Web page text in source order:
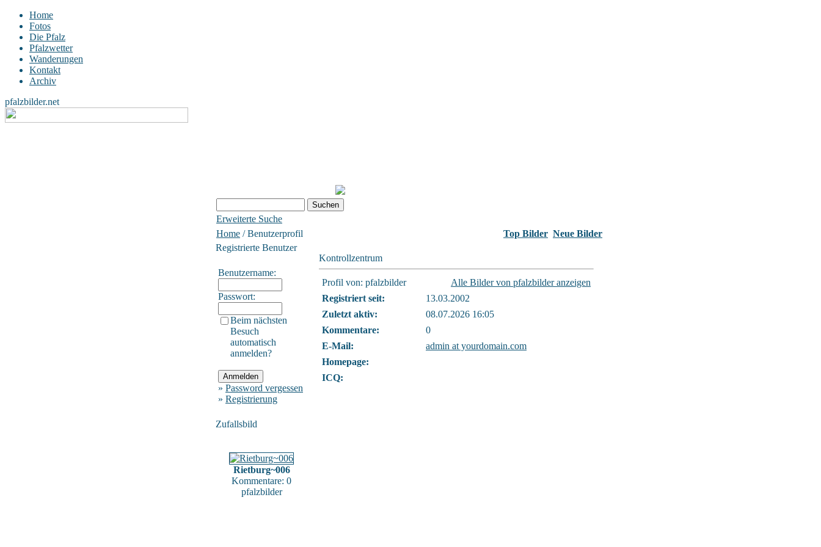
Home
Fotos
Die Pfalz
Pfalzwetter
Wanderungen
Kontakt
Archiv
pfalzbilder.net
Erweiterte Suche
Home / Benutzerprofil Top Bilder Neue Bilder
Registrierte Benutzer
Benutzername:
Passwort:
Beim nächsten
Besuch
automatisch
anmelden?
» Password vergessen
» Registrierung
Zufallsbild
Rietburg~006
Kommentare: 0
pfalzbilder
Kontrollzentrum
Profil von: pfalzbilder
Alle Bilder von pfalzbilder anzeigen
Registriert seit:
13.03.2002
Zuletzt aktiv:
08.07.2026 16:05
Kommentare:
0
E-Mail:
admin at yourdomain.com
Homepage:
ICQ: